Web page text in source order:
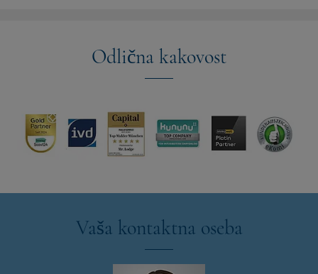
Odlična kakovost
Vaša kontaktna oseba